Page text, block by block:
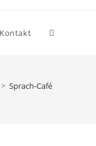
Kontakt
> Sprach-Café